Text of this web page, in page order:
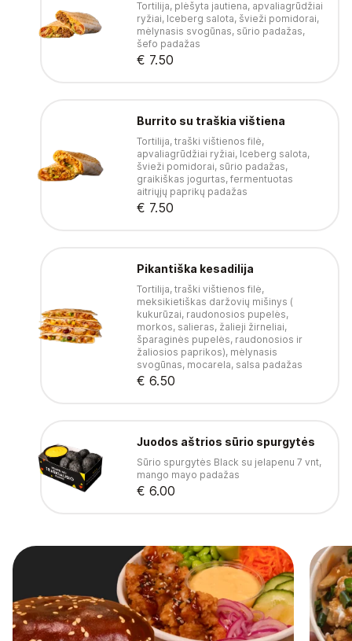
Tortilija, plėšyta jautiena, apvaliagrūdžiai
ryžiai, Iceberg salota, švieži pomidorai,
mėlynasis svogūnas, sūrio padažas,
šefo padažas
€ 7.50
Burrito su traškia vištiena
Tortilija, traški vištienos filė,
apvaliagrūdžiai ryžiai, Iceberg salota,
švieži pomidorai, sūrio padažas,
graikiškas jogurtas, fermentuotas
aitriųjų paprikų padažas
€ 7.50
Pikantiška kesadilija
Tortilija, traški vištienos filė,
meksikietiškas daržovių mišinys (
kukurūzai, raudonosios pupelės,
morkos, salieras, žalieji žirneliai,
šparaginės pupelės, raudonosios ir
žaliosios paprikos), mėlynasis
svogūnas, mocarela, salsa padažas
€ 6.50
Juodos aštrios sūrio spurgytės
Sūrio spurgytės Black su jelapenu 7 vnt,
mango mayo padažas
€ 6.00